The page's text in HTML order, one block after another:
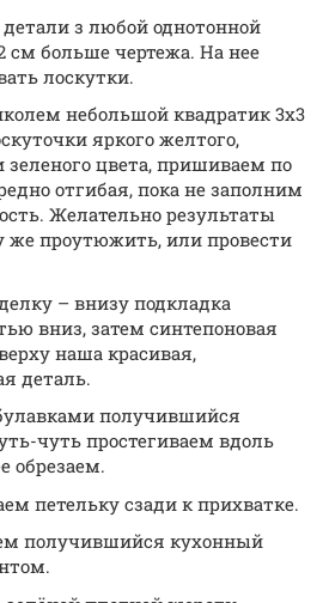
з любой однотонной
см больше чертежа. На нее
лоскутки.
небольшой квадратик 3х3
яркого желтого,
зеленого цвета, пришиваем по
отгибая, пока не заполним
Желательно результаты
же проутюжить, или провести
– внизу подкладка
вниз, затем синтепоновая
наша красивая,
деталь.
получившийся
чуть простегиваем вдоль
обрезаем.
петельку сзади к прихватке.
получившийся кухонный